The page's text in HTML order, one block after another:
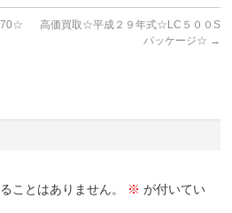
高価買取☆平成２９年式☆LC５００S
パッケージ☆ →
ことはありません。 ※ が付いてい